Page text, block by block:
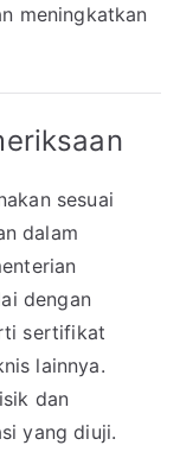
meningkatkan
sesuai
dalam
dengan
sertifikat
lainnya.
dan
yang diuji.